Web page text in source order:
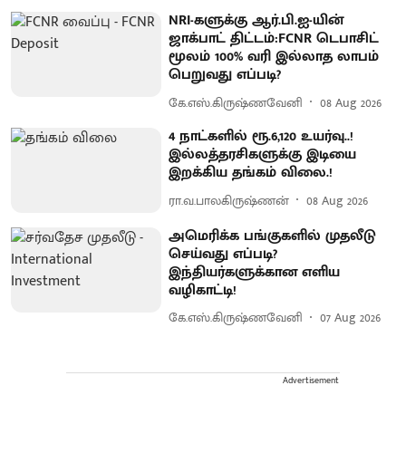
NRI-களுக்கு ஆர்.பி.ஐ-யின்
ஜாக்பாட் திட்டம்:FCNR டெபாசிட்
மூலம் 100% வரி இல்லாத லாபம்
பெறுவது எப்படி?
கே.எஸ்.கிருஷ்ணவேனி 08 Aug 2026
4 நாட்களில் ரூ.6,120 உயர்வு..!
இல்லத்தரசிகளுக்கு இடியை
இறக்கிய தங்கம் விலை.!
ரா.வ.பாலகிருஷ்ணன் 08 Aug 2026
அமெரிக்க பங்குகளில் முதலீடு
செய்வது எப்படி?
இந்தியர்களுக்கான எளிய
வழிகாட்டி!
கே.எஸ்.கிருஷ்ணவேனி 07 Aug 2026
Advertisement